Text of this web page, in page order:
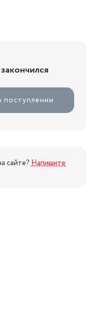
поступлении
сайте? Напишите